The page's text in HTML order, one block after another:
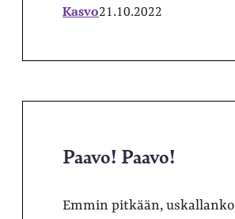
Kasvo21.10.2022
Paavo! Paavo!
Emmin pitkään, uskallanko